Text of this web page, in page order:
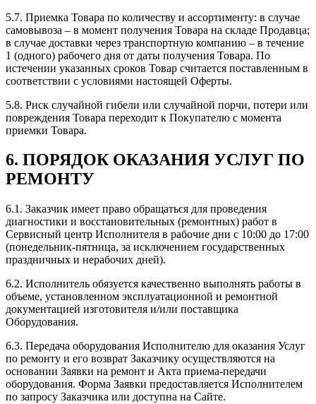
5.7. Приемка Товара по количеству и ассортименту: в случае
самовывоза – в момент получения Товара на складе Продавца;
в случае доставки через транспортную компанию – в течение
1 (одного) рабочего дня от даты получения Товара. По
истечении указанных сроков Товар считается поставленным в
соответствии с условиями настоящей Оферты.
5.8. Риск случайной гибели или случайной порчи, потери или
повреждения Товара переходит к Покупателю с момента
приемки Товара.
6. ПОРЯДОК ОКАЗАНИЯ УСЛУГ ПО
РЕМОНТУ
6.1. Заказчик имеет право обращаться для проведения
диагностики и восстановительных (ремонтных) работ в
Сервисный центр Исполнителя в рабочие дни с 10:00 до 17:00
(понедельник-пятница, за исключением государственных
праздничных и нерабочих дней).
6.2. Исполнитель обязуется качественно выполнять работы в
объеме, установленном эксплуатационной и ремонтной
документацией изготовителя и/или поставщика
Оборудования.
6.3. Передача оборудования Исполнителю для оказания Услуг
по ремонту и его возврат Заказчику осуществляются на
основании Заявки на ремонт и Акта приема-передачи
оборудования. Форма Заявки предоставляется Исполнителем
по запросу Заказчика или доступна на Сайте.